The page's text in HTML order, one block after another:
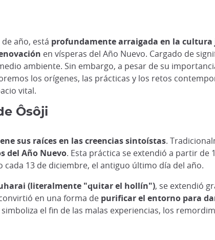
año, está profundamente arraigada en la cultura
en vísperas del Año Nuevo. Cargado de
ambiente. Sin embargo, a pesar de su
los orígenes, las prácticas y los retos
vital.
Ôsôji
sus raíces en las creencias sintoístas.
del Año Nuevo. Esta práctica se extendió a partir de
13 de diciembre, el antiguo último día del año.
(literalmente "quitar el hollín"), se extendió
en una forma de purificar el entorno para
el fin de las malas experiencias, los